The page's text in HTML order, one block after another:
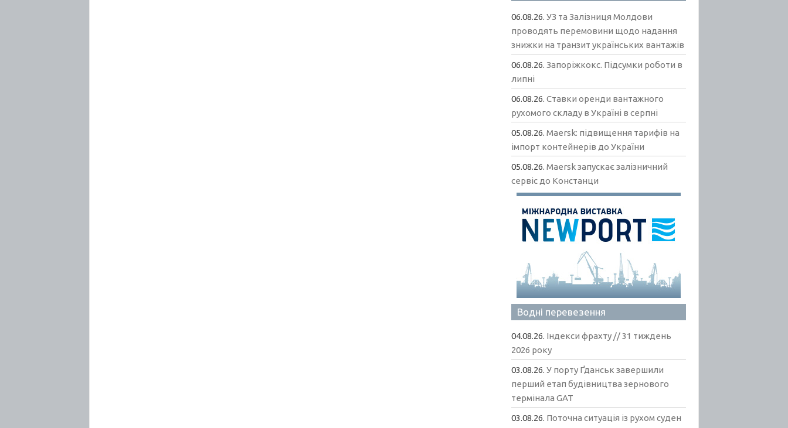
06.08.26.УЗ та Залізниця Молдови
проводять перемовини щодо надання
знижки на транзит українських вантажів
06.08.26.Запоріжкокс. Підсумки роботи в
липні
06.08.26.Ставки оренди вантажного
рухомого складу в Україні в серпні
05.08.26.Maersk: підвищення тарифів на
імпорт контейнерів до України
05.08.26.Maersk запускає залізничний
сервіс до Констанци
Водні перевезення
04.08.26. Індекси фрахту // 31 тиждень
2026 року
03.08.26.У порту Ґданськ завершили
перший етап будівництва зернового
термінала GAT
03.08.26. Поточна ситуація із рухом суден